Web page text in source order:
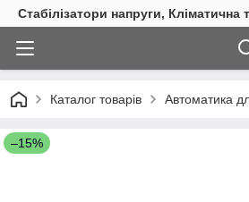
Стабілізатори напруги,
Каталог товарів Автоматика
–15%